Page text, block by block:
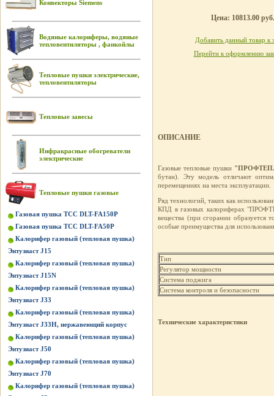
Конвекторы Siemens
Водяные калориферы, водяные
тепловентиляторы , фанкойлы
Тепловые пушки электрические,
тепловентиляторы
Тепловые завесы
Инфракрасные обогреватели
электрические
Тепловые пушки газовые
Газовая пушка ТСС DLT-FA150P
Газовая пушка ТСС DLT-FA50P
Калорифер газовый (тепловая пушка)
Энтузиаст J15
Калорифер газовый (тепловая пушка)
Энтузиаст J15N
Калорифер газовый (тепловая пушка)
Энтузиаст J33
Калорифер газовый (тепловая пушка)
Энтузиаст J33Н, нержавеющий корпус
Калорифер газовый (тепловая пушка)
Энтузиаст J50
Калорифер газовый (тепловая пушка)
Энтузиаст J70
Калорифер газовый (тепловая пушка)
Цена: 10813.00 руб.
Добавить данный товар к
Перейти к оформлению
ОПИСАНИЕ
Газовые тепловые пушки
бутан). Эту модель отличают
перемещениях на места эксплуатации.
Ряд технологий, таких как
КПД в газовых калориферах
вещества (при сгорании
особые преимущества для
Тип
Регулятор мощности
Система поджига
Система контроля и безопасности
Технические характеристики